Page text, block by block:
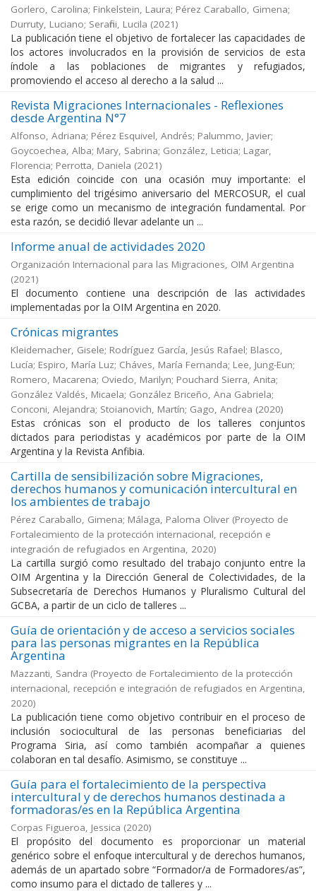
Gorlero, Carolina; Finkelstein, Laura; Pérez Caraballo, Gimena;
Durruty, Luciano; Serafini, Lucila (2021)
La publicación tiene el objetivo de fortalecer las capacidades de
los actores involucrados en la provisión de servicios de esta
índole a las poblaciones de migrantes y refugiados,
promoviendo el acceso al derecho a la salud ...
Revista Migraciones Internacionales - Reflexiones
desde Argentina N°7
Alfonso, Adriana; Pérez Esquivel, Andrés; Palummo, Javier;
Goycoechea, Alba; Mary, Sabrina; González, Leticia; Lagar,
Florencia; Perrotta, Daniela (2021)
Esta edición coincide con una ocasión muy importante: el
cumplimiento del trigésimo aniversario del MERCOSUR, el cual
se erige como un mecanismo de integración fundamental. Por
esta razón, se decidió llevar adelante un ...
Informe anual de actividades 2020
Organización Internacional para las Migraciones, OIM Argentina
(2021)
El documento contiene una descripción de las actividades
implementadas por la OIM Argentina en 2020.
Crónicas migrantes
Kleidemacher, Gisele; Rodríguez García, Jesús Rafael; Blasco,
Lucía; Espiro, María Luz; Cháves, María Fernanda; Lee, Jung-Eun;
Romero, Macarena; Oviedo, Marilyn; Pouchard Sierra, Anita;
González Valdés, Micaela; González Briceño, Ana Gabriela;
Conconi, Alejandra; Stoianovich, Martín; Gago, Andrea (2020)
Estas crónicas son el producto de los talleres conjuntos
dictados para periodistas y académicos por parte de la OIM
Argentina y la Revista Anfibia.
Cartilla de sensibilización sobre Migraciones,
derechos humanos y comunicación intercultural en
los ambientes de trabajo
Pérez Caraballo, Gimena; Málaga, Paloma Oliver (Proyecto de
Fortalecimiento de la protección internacional, recepción e
integración de refugiados en Argentina, 2020)
La cartilla surgió como resultado del trabajo conjunto entre la
OIM Argentina y la Dirección General de Colectividades, de la
Subsecretaría de Derechos Humanos y Pluralismo Cultural del
GCBA, a partir de un ciclo de talleres ...
Guía de orientación y de acceso a servicios sociales
para las personas migrantes en la República
Argentina
Mazzanti, Sandra (Proyecto de Fortalecimiento de la protección
internacional, recepción e integración de refugiados en Argentina,
2020)
La publicación tiene como objetivo contribuir en el proceso de
inclusión sociocultural de las personas beneficiarias del
Programa Siria, así como también acompañar a quienes
colaboran en tal desafío. Asimismo, se constituye ...
Guía para el fortalecimiento de la perspectiva
intercultural y de derechos humanos destinada a
formadoras/es en la República Argentina
Corpas Figueroa, Jessica (2020)
El propósito del documento es proporcionar un material
genérico sobre el enfoque intercultural y de derechos humanos,
además de un apartado sobre “Formador/a de Formadores/as”,
como insumo para el dictado de talleres y ...